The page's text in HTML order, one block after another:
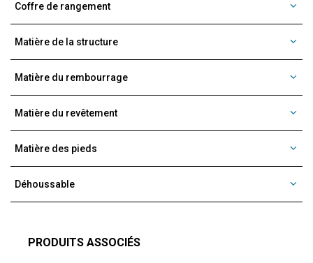
Coffre de rangement
Matière de la structure
Matière du rembourrage
Matière du revêtement
Matière des pieds
Déhoussable
PRODUITS ASSOCIÉS